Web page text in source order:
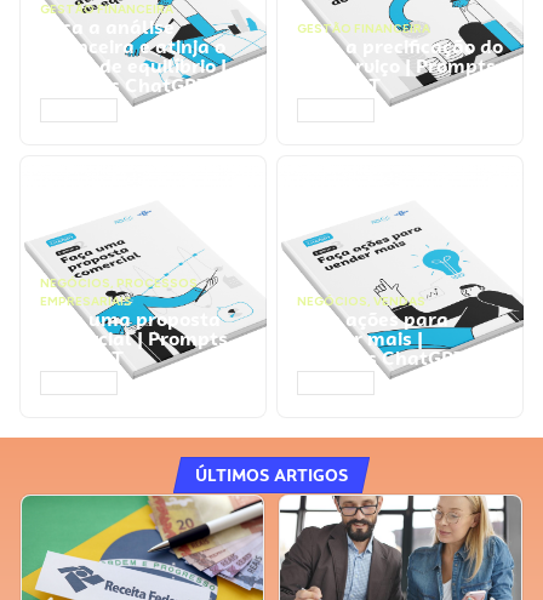
GESTÃO FINANCEIRA
Faça a análise
financeira e atinja o
ponto de equilíbrio |
Prompts ChatGPT
GESTÃO FINANCEIRA
Faça a precificação do
seu serviço | Prompts
ChatGPT
NEGÓCIOS, PROCESSOS
EMPRESARIAIS
Faça uma proposta
comercial | Prompts
ChatGPT
NEGÓCIOS, VENDAS
Faça ações para
vender mais |
Prompts ChatGPT
ÚLTIMOS ARTIGOS